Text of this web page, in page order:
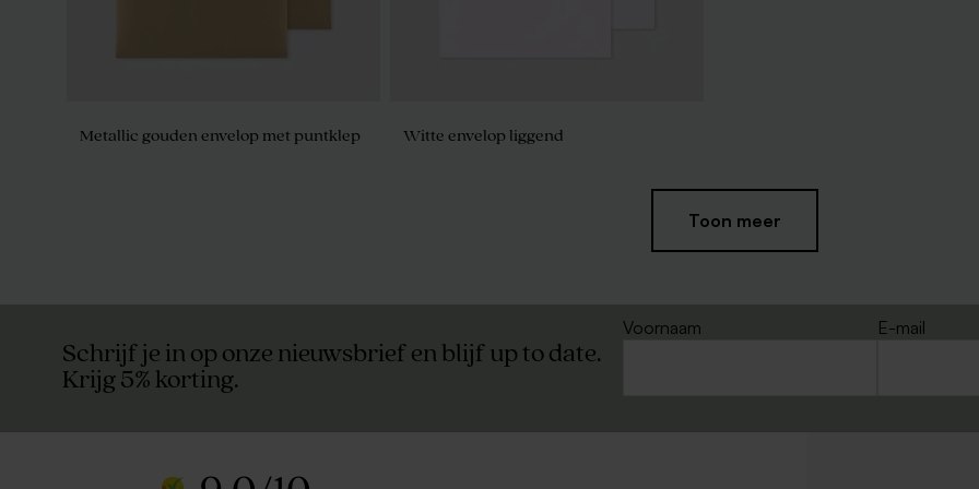
Metallic gouden envelop met puntklep Witte envelop liggend
Toon meer
Schrijf je in op onze nieuwsbrief en blijf up to date.
Krijg 5% korting.
Voornaam
E-mail